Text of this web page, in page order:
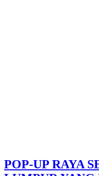
POP-UP RAYA